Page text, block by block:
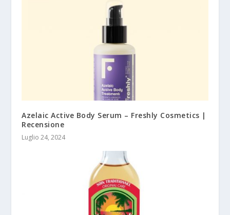
Azelaic Active Body Serum – Freshly Cosmetics |
Recensione
Luglio 24, 2024